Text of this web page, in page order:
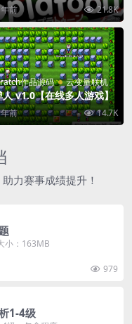
前 21.8K
作品源码 云变量联机
人 v1.0【在线多人游戏】
前 14.7K
力赛事成绩提升！
小：163MB
979
1-4级